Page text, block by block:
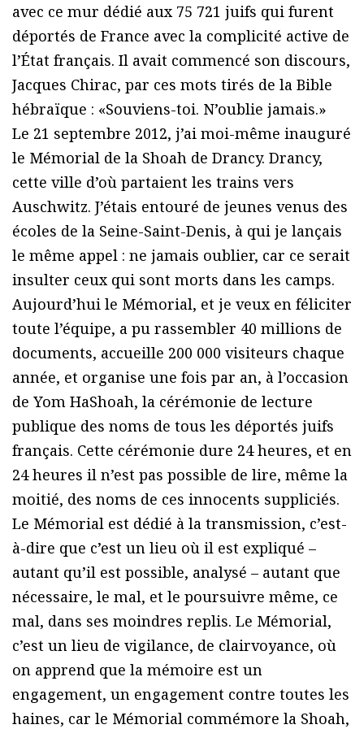
avec ce mur dédié aux 75 721 juifs qui furent
déportés de France avec la complicité active de
l’État français. Il avait commencé son discours,
Jacques Chirac, par ces mots tirés de la Bible
hébraïque : «Souviens-toi. N’oublie jamais.»
Le 21 septembre 2012, j’ai moi-même inauguré
le Mémorial de la Shoah de Drancy. Drancy,
cette ville d’où partaient les trains vers
Auschwitz. J’étais entouré de jeunes venus des
écoles de la Seine-Saint-Denis, à qui je lançais
le même appel : ne jamais oublier, car ce serait
insulter ceux qui sont morts dans les camps.
Aujourd’hui le Mémorial, et je veux en féliciter
toute l’équipe, a pu rassembler 40 millions de
documents, accueille 200 000 visiteurs chaque
année, et organise une fois par an, à l’occasion
de Yom HaShoah, la cérémonie de lecture
publique des noms de tous les déportés juifs
français. Cette cérémonie dure 24 heures, et en
24 heures il n’est pas possible de lire, même la
moitié, des noms de ces innocents suppliciés.
Le Mémorial est dédié à la transmission, c’est-
à-dire que c’est un lieu où il est expliqué –
autant qu’il est possible, analysé – autant que
nécessaire, le mal, et le poursuivre même, ce
mal, dans ses moindres replis. Le Mémorial,
c’est un lieu de vigilance, de clairvoyance, où
on apprend que la mémoire est un
engagement, un engagement contre toutes les
haines, car le Mémorial commémore la Shoah,